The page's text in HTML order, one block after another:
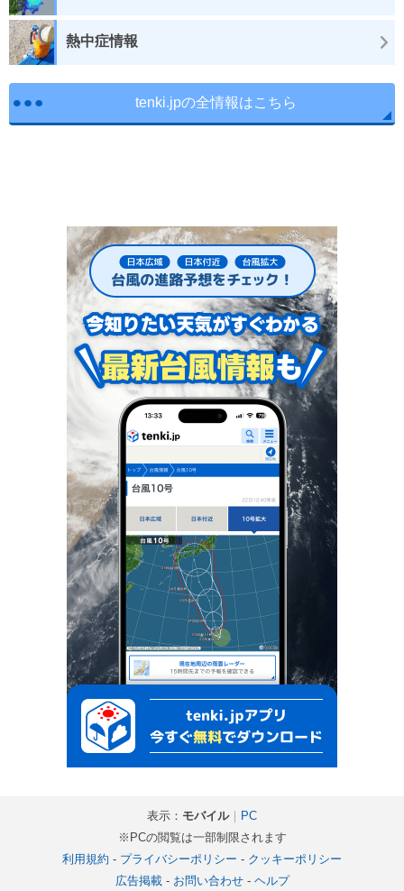
熱中症情報
tenki.jpの全情報はこちら
表示： モバイル｜ PC
※PCの閲覧は一部制限されます
利用規約 - プライバシーポリシー - クッキーポリシー
広告掲載- お問い合わせ- ヘルプ